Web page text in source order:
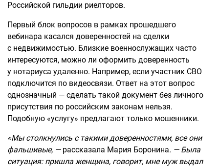
Российской гильдии риелторов.
Первый блок вопросов в рамках прошедшего
вебинара касался доверенностей на сделки
с недвижимостью. Близкие военнослужащих часто
интересуются, можно ли оформить доверенность
у нотариуса удаленно. Например, если участник СВО
подключится по видеосвязи. Ответ на этот вопрос
однозначный — сделать такой документ без личного
присутствия по российским законам нельзя.
Подобную «услугу» предлагают только мошенники.
«Мы столкнулись с такими доверенностями, все они
фальшивые, — рассказала Мария Боронина. — Была
ситуация: пришла женщина, говорит, мне муж выдал